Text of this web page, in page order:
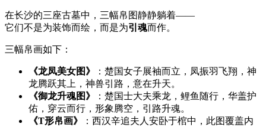
在长沙的三座古墓中，三幅帛图静静躺着——
它们不是为装饰而绘，而是为引魂而作。
三幅帛画如下：
《龙凤美女图》
：楚国女子展袖而立，凤振羽飞翔，神
龙腾跃其上，神兽引路，意在升天。
《御龙升魂图》
：楚国士大夫乘龙，鲤鱼随行，华盖护
佑，穿云而行，形象腾空，引路升魂。
《T形帛画》
：西汉辛追夫人安卧于棺中，此图覆盖内